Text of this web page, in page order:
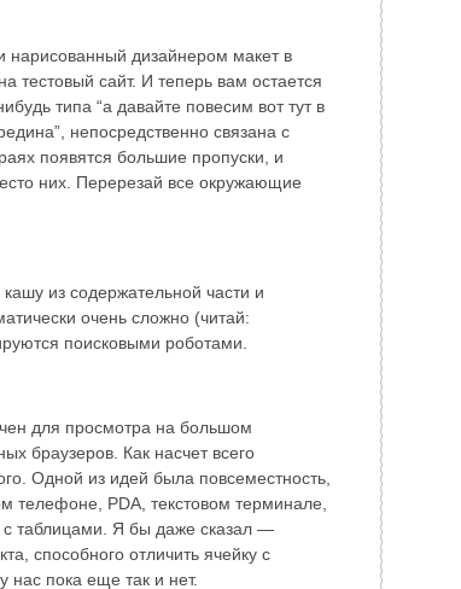
нарисованный дизайнером макет в
тестовый сайт. И теперь вам остается
типа “а давайте повесим вот тут в
непосредственно связана с
появятся большие пропуски, и
них. Перерезай все окружающие
из содержательной части и
очень сложно (читай:
поисковыми роботами.
для просмотра на большом
браузеров. Как насчет всего
Одной из идей была повсеместность,
телефоне, PDA, текстовом терминале,
с таблицами. Я бы даже сказал —
способного отличить ячейку с
нас пока еще так и нет.